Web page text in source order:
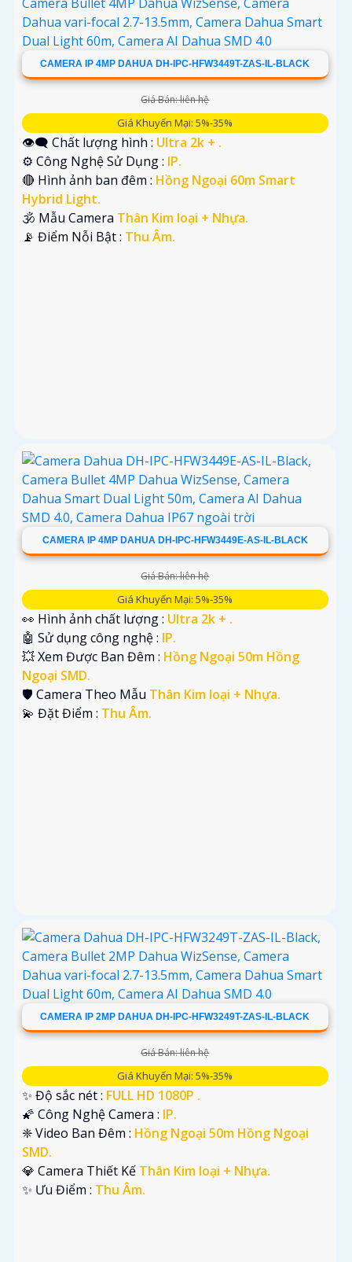
CAMERA IP 4MP DAHUA DH-IPC-HFW3449T-ZAS-IL-BLACK
Giá Bán: liên hệ
Giá Khuyến Mại: 5%-35%
👁️‍🗨 Chất lượng hình : Ultra 2k + .
⚙ Công Nghệ Sử Dụng : IP.
🔴 Hình ảnh ban đêm : Hồng Ngoại 60m Smart
Hybrid Light.
🕉️ Mẫu Camera Thân Kim loại + Nhựa.
️📡 Điểm Nỗi Bật : Thu Âm.
CAMERA IP 4MP DAHUA DH-IPC-HFW3449E-AS-IL-BLACK
Giá Bán: liên hệ
Giá Khuyến Mại: 5%-35%
👀 Hình ảnh chất lượng : Ultra 2k + .
🤖️ Sử dụng công nghệ : IP.
💥 Xem Được Ban Đêm : Hồng Ngoại 50m Hồng
Ngoại SMD.
🛡 Camera Theo Mẫu Thân Kim loại + Nhựa.
️💫 Đặt Điểm : Thu Âm.
CAMERA IP 2MP DAHUA DH-IPC-HFW3249T-ZAS-IL-BLACK
Giá Bán: liên hệ
Giá Khuyến Mại: 5%-35%
✨ Độ sắc nét : FULL HD 1080P .
🌠 Công Nghệ Camera : IP.
❈ Video Ban Đêm : Hồng Ngoại 50m Hồng Ngoại
SMD.
💎 Camera Thiết Kế Thân Kim loại + Nhựa.
️✨ Ưu Điểm : Thu Âm.